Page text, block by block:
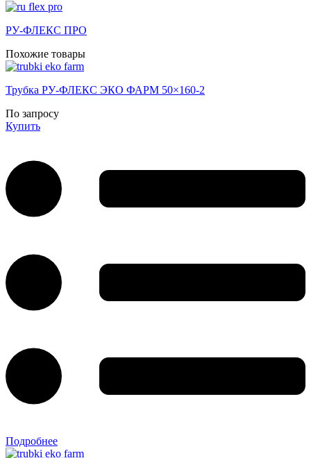
РУ-ФЛЕКС ПРО
Похожие товары
Трубка РУ-ФЛЕКС ЭКО ФАРМ 50×160-2
По запросу
Купить
Подробнее